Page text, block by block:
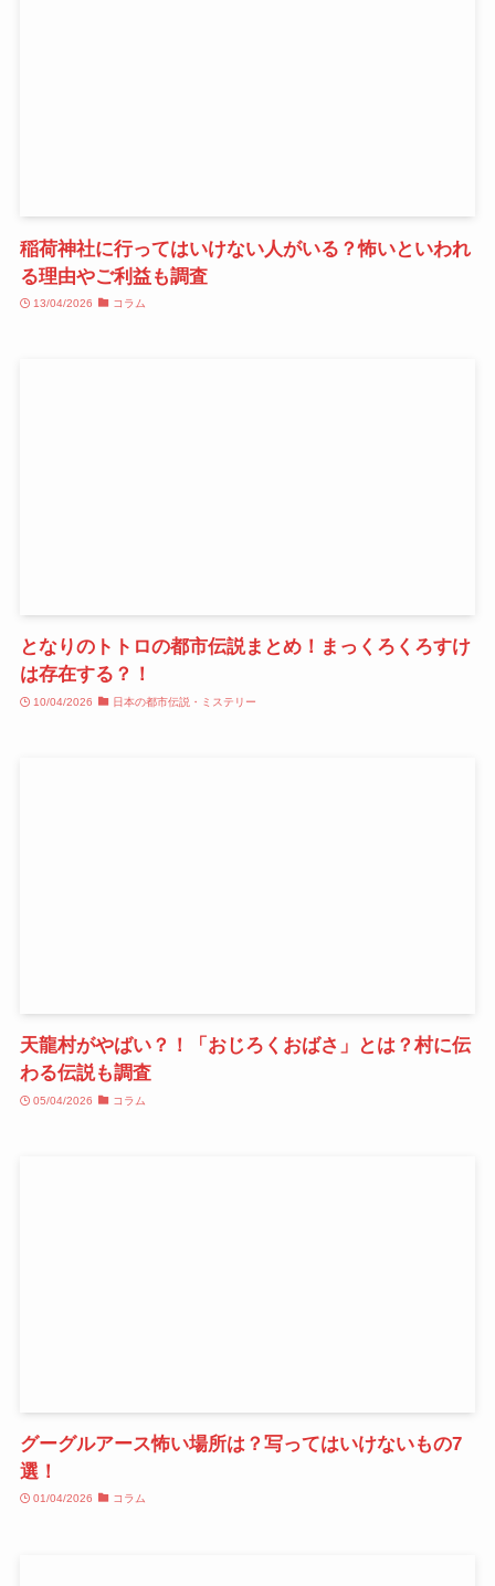
稲荷神社に行ってはいけない人がいる？怖いといわれ
る理由やご利益も調査
13/04/2026 コラム
となりのトトロの都市伝説まとめ！まっくろくろすけ
は存在する？！
10/04/2026 日本の都市伝説・ミステリー
天龍村がやばい？！「おじろくおばさ」とは？村に伝
わる伝説も調査
05/04/2026 コラム
グーグルアース怖い場所は？写ってはいけないもの7
選！
01/04/2026 コラム